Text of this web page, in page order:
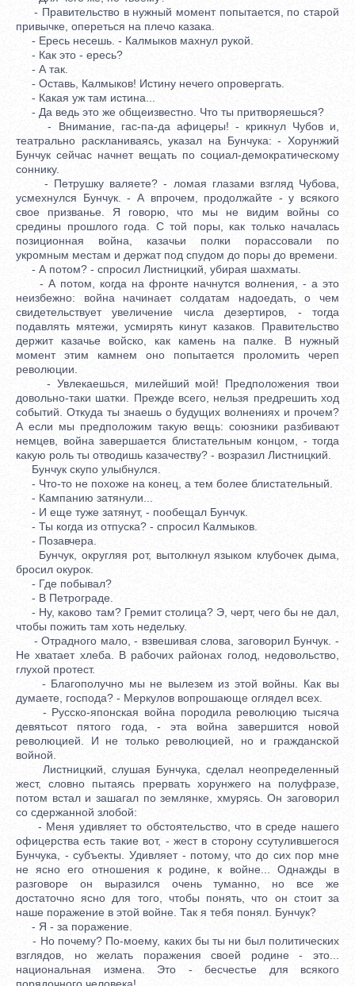
- Правительство в нужный момент попытается, по старой
привычке, опереться на плечо казака.
- Ересь несешь. - Калмыков махнул рукой.
- Как это - ересь?
- А так.
- Оставь, Калмыков! Истину нечего опровергать.
- Какая уж там истина...
- Да ведь это же общеизвестно. Что ты притворяешься?
- Внимание, гас-па-да афицеры! - крикнул Чубов и,
театрально раскланиваясь, указал на Бунчука: - Хорунжий
Бунчук сейчас начнет вещать по социал-демократическому
соннику.
- Петрушку валяете? - ломая глазами взгляд Чубова,
усмехнулся Бунчук. - А впрочем, продолжайте - у всякого
свое призванье. Я говорю, что мы не видим войны со
средины прошлого года. С той поры, как только началась
позиционная война, казачьи полки порассовали по
укромным местам и держат под спудом до поры до времени.
- А потом? - спросил Листницкий, убирая шахматы.
- А потом, когда на фронте начнутся волнения, - а это
неизбежно: война начинает солдатам надоедать, о чем
свидетельствует увеличение числа дезертиров, - тогда
подавлять мятежи, усмирять кинут казаков. Правительство
держит казачье войско, как камень на палке. В нужный
момент этим камнем оно попытается проломить череп
революции.
- Увлекаешься, милейший мой! Предположения твои
довольно-таки шатки. Прежде всего, нельзя предрешить ход
событий. Откуда ты знаешь о будущих волнениях и прочем?
А если мы предположим такую вещь: союзники разбивают
немцев, война завершается блистательным концом, - тогда
какую роль ты отводишь казачеству? - возразил Листницкий.
Бунчук скупо улыбнулся.
- Что-то не похоже на конец, а тем более блистательный.
- Кампанию затянули...
- И еще туже затянут, - пообещал Бунчук.
- Ты когда из отпуска? - спросил Калмыков.
- Позавчера.
Бунчук, округляя рот, вытолкнул языком клубочек дыма,
бросил окурок.
- Где побывал?
- В Петрограде.
- Ну, каково там? Гремит столица? Э, черт, чего бы не дал,
чтобы пожить там хоть недельку.
- Отрадного мало, - взвешивая слова, заговорил Бунчук. -
Не хватает хлеба. В рабочих районах голод, недовольство,
глухой протест.
- Благополучно мы не вылезем из этой войны. Как вы
думаете, господа? - Меркулов вопрошающе оглядел всех.
- Русско-японская война породила революцию тысяча
девятьсот пятого года, - эта война завершится новой
революцией. И не только революцией, но и гражданской
войной.
Листницкий, слушая Бунчука, сделал неопределенный
жест, словно пытаясь прервать хорунжего на полуфразе,
потом встал и зашагал по землянке, хмурясь. Он заговорил
со сдержанной злобой:
- Меня удивляет то обстоятельство, что в среде нашего
офицерства есть такие вот, - жест в сторону ссутулившегося
Бунчука, - субъекты. Удивляет - потому, что до сих пор мне
не ясно его отношения к родине, к войне... Однажды в
разговоре он выразился очень туманно, но все же
достаточно ясно для того, чтобы понять, что он стоит за
наше поражение в этой войне. Так я тебя понял. Бунчук?
- Я - за поражение.
- Но почему? По-моему, каких бы ты ни был политических
взглядов, но желать поражения своей родине - это...
национальная измена. Это - бесчестье для всякого
порядочного человека!